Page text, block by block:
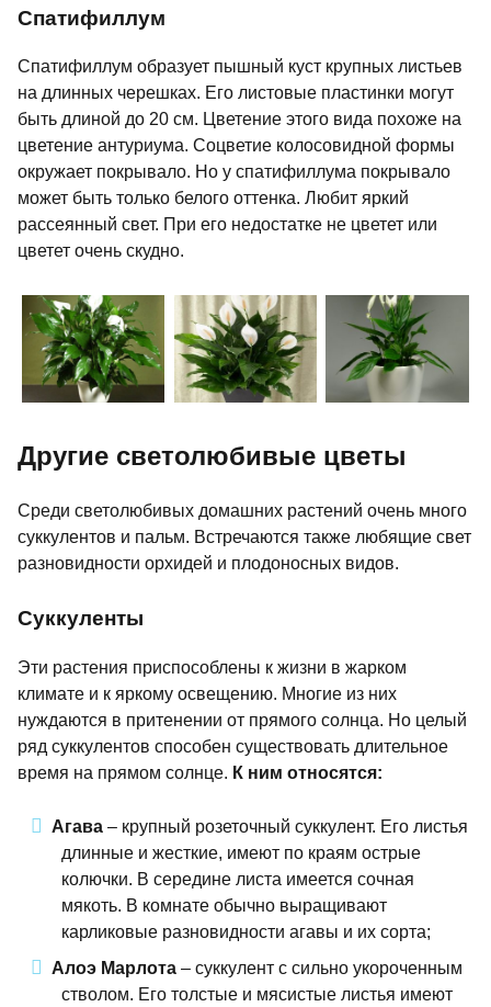
Спатифиллум
Спатифиллум образует пышный куст крупных листьев
на длинных черешках. Его листовые пластинки могут
быть длиной до 20 см. Цветение этого вида похоже на
цветение антуриума. Соцветие колосовидной формы
окружает покрывало. Но у спатифиллума покрывало
может быть только белого оттенка. Любит яркий
рассеянный свет. При его недостатке не цветет или
цветет очень скудно.
Другие светолюбивые цветы
Среди светолюбивых домашних растений очень много
суккулентов и пальм. Встречаются также любящие свет
разновидности орхидей и плодоносных видов.
Суккуленты
Эти растения приспособлены к жизни в жарком
климате и к яркому освещению. Многие из них
нуждаются в притенении от прямого солнца. Но целый
ряд суккулентов способен существовать длительное
время на прямом солнце. К ним относятся:
Агава – крупный розеточный суккулент. Его листья
длинные и жесткие, имеют по краям острые
колючки. В середине листа имеется сочная
мякоть. В комнате обычно выращивают
карликовые разновидности агавы и их сорта;
Алоэ Марлота – суккулент с сильно укороченным
стволом. Его толстые и мясистые листья имеют